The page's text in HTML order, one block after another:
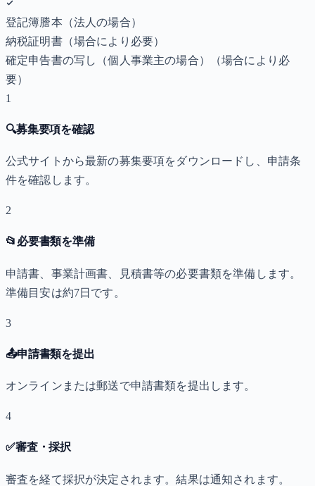
登記簿謄本（法人の場合）
納税証明書（場合により必要）
確定申告書の写し（個人事業主の場合）
（場合により必
要）
1
🔍募集要項を確認
公式サイトから最新の募集要項をダウンロードし、申請条
件を確認します。
2
📂 必要書類を準備
申請書、事業計画書、見積書等の必要書類を準備します。
準備目安は約7日です。
3
📤申請書類を提出
オンラインまたは郵送で申請書類を提出します。
4
✅審査・採択
審査を経て採択が決定されます。結果は通知されます。